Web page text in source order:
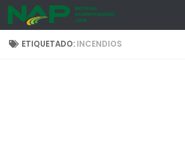
Skip to content
ETIQUETADO: INCENDIOS